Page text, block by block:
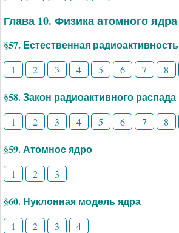
Глава 10. Физика атомного ядра
§57. Естественная радиоактивность
1 2 3 4 5 6 7 8
§58. Закон радиоактивного распада
1 2 3 4 5 6 7 8
§59. Атомное ядро
1 2 3
§60. Нуклонная модель ядра
1 2 3 4